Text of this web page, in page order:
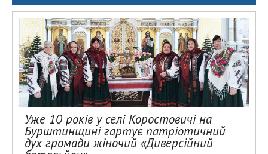
Уже 10 років у селі Коростовичі на
Бурштинщині гартує патріотичний
дух громади жіночий «Диверсійний